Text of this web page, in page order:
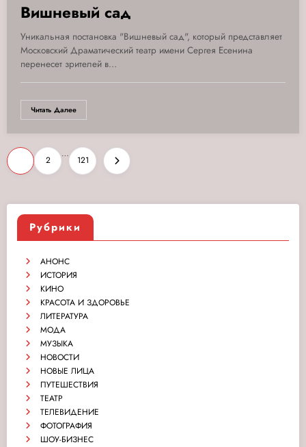
Вишневый сад
Уникальная постановка "Вишневый сад", который представляет
Московский Драматический театр имени Сергея Есенина
перенесет зрителей в…
Читать Далее
Пагинация
записей
2
…
121
Рубрики
АНОНС
ИСТОРИЯ
КИНО
КРАСОТА И ЗДОРОВЬЕ
ЛИТЕРАТУРА
МОДА
МУЗЫКА
НОВОСТИ
НОВЫЕ ЛИЦА
ПУТЕШЕСТВИЯ
ТЕАТР
ТЕЛЕВИДЕНИЕ
ФОТОГРАФИЯ
ШОУ-БИЗНЕС